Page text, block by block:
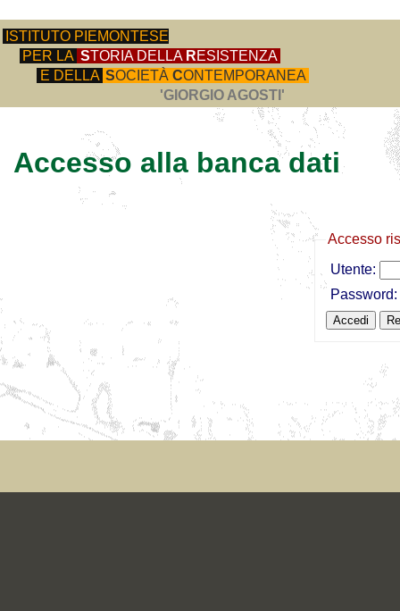
ISTITUTO PIEMONTESE
PER LA STORIA DELLA RESISTENZA
E DELLA SOCIETÀ CONTEMPORANEA
'GIORGIO AGOSTI'
Accesso alla banca dati
Accesso
Utente:
Password: